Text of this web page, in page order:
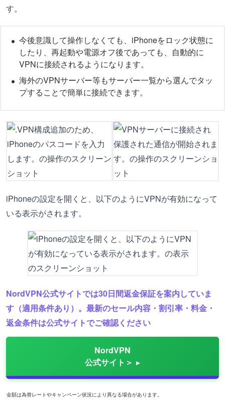
す。
今後意識して操作しなくても、iPhoneをロック状態に
したり、再起動や電源オフ後であっても、自動的に
VPNに接続されるようになります。
海外のVPNサーバー等もサーバー一覧から選んでタッ
プすることで簡単に接続できます。
iPhoneの設定を開くと、以下のようにVPNが有効になって
いる表示がされます。
NordVPN公式サイトでは30日間返金保証を案内していま
す（適用条件あり）。最新のセール内容・割引率・料金・
返金条件は公式サイトでご確認ください
NordVPN
公式サイト＞
金額は為替レートやキャンペーン状況により異なる場合があります。